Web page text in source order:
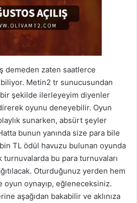
demeden zaten saatlerce
Metin2 tr sunucusundan
bir şekilde ilerleyeyim diyenler
oyunu deneyebilir. Oyun
sunarken, absürt şeyler
bunun yanında size para bile
TL ödül havuzu bulunan oyunda
turnuvalarda bu para turnuvaları
Oturduğunuz yerden hem
oyun oynayıp, eğleneceksiniz.
aşağıdan bakabilir ve aklınıza